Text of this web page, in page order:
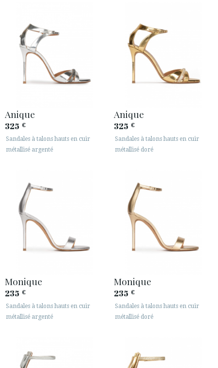
Anique
325 €
Sandales à talons hauts en cuir
métallisé argenté
Anique
325 €
Sandales à talons hauts en cuir
métallisé doré
Monique
235 €
Sandales à talons hauts en cuir
métallisé argenté
Monique
235 €
Sandales à talons hauts en cuir
métallisé doré